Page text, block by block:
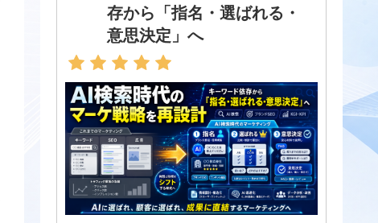
存から「指名・選ばれる・
意思決定」へ